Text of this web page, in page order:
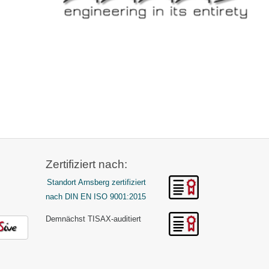
Zertifiziert nach:
Standort Arnsberg zertifiziert
nach DIN EN ISO 9001:2015
Demnächst TISAX-auditiert